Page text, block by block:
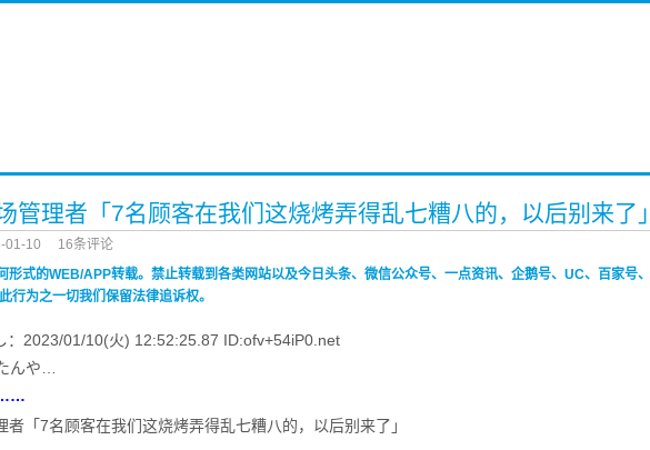
管理者「7名顾客在我们这烧烤弄得乱七糟八的，以后别来了」
01-10
16条评论
式的WEB/APP转载。禁止转载到各类网站以及今日头条、微信公众号、一点资讯、企鹅号、UC、百家号、
行为之一切我们保留法律追诉权。
：2023/01/10(火) 12:52:25.87 ID:ofv+54iP0.net
んや…
……